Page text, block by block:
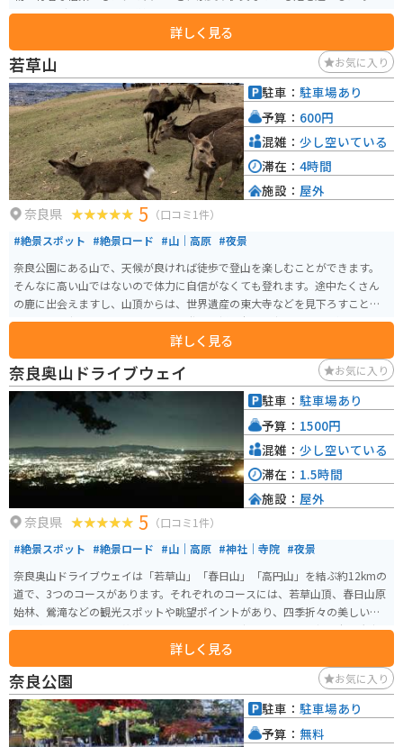
ツーリングやドライブの道選びにも困らない。
詳しく見る
若草山 お気に入り
奈良県 5 （口コミ1件）
#絶景スポット #絶景ロード #山｜高原 #夜景
奈良公園にある山で、天候が良ければ徒歩で登山を楽しむことができます。
そんなに高い山ではないので体力に自信がなくても登れます。途中たくさん
の鹿に出会えますし、山頂からは、世界遺産の東大寺などを見下ろすことが
できます。夜はドライブウェイから登り、新日本三代夜景の一つに選ばれた
詳しく見る
駐車： 駐車場あり
予算： 600円
混雑： 少し空いている
滞在： 4時間
施設： 屋外
奈良奥山ドライブウェイ お気に入り
奈良県 5 （口コミ1件）
#絶景スポット #絶景ロード #山｜高原 #神社｜寺院 #夜景
奈良奥山ドライブウェイは「若草山」「春日山」「高円山」を結ぶ約12kmの
道で、3つのコースがあります。それぞれのコースには、若草山頂、春日山原
始林、鶯滝などの観光スポットや眺望ポイントがあり、四季折々の美しい風
景を楽しめます。特に若草山山頂からの夕日や夜景は圧巻で、新日本三大夜
ペースも完備されています。山道から五重塔を眺めることもできます。山道に
入るには料金がかかり、乗り物によって料金は異なります。 【特徴】 新若草
山コース: 若草山山頂や東大寺大仏殿を見下ろすポイントが特徴。 奈良奥山コ
ース: 春日山原始林や鶯滝、石仏群などを楽しめ、一方通行のルート。 高円山
コース: 石仏ファンに人気。 【料金】 新若草山コース: 二輪車380円、軽自動
詳しく見る
駐車： 駐車場あり
予算： 1500円
混雑： 少し空いている
滞在： 1.5時間
施設： 屋外
奈良公園 お気に入り
駐車： 駐車場あり
予算： 無料